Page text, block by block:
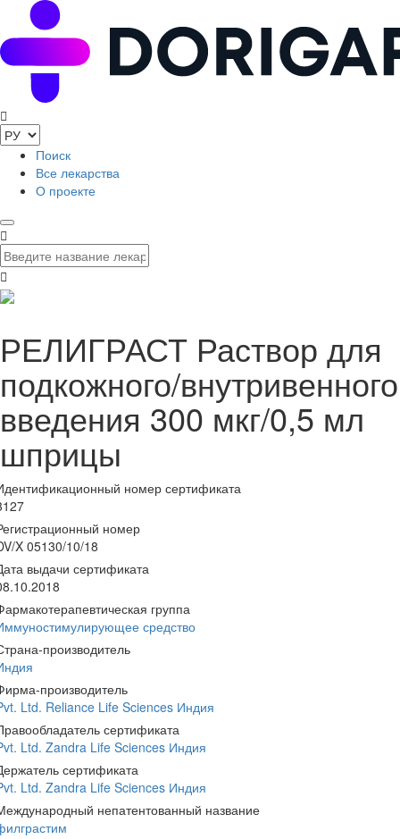
Поиск
Все лекарства
О проекте
РЕЛИГРАСТ Раствор для
подкожного/внутривенного
введения 300 мкг/0,5 мл
шприцы
номер сертификата
номер
X 05130/10/18
выдачи сертификата
группа
средство
производитель
производитель
Ltd. Reliance Life Sciences Индия
сертификата
Ltd. Zandra Life Sciences Индия
сертификата
Ltd. Zandra Life Sciences Индия
непатентованный название